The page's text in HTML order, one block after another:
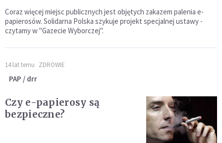
Coraz więcej miejsc publicznych jest objętych zakazem palenia e-
papierosów. Solidarna Polska szykuje projekt specjalnej ustawy -
czytamy w "Gazecie Wyborczej".
14 lat temu ZDROWIE
PAP / drr
Czy e-papierosy są
bezpieczne?